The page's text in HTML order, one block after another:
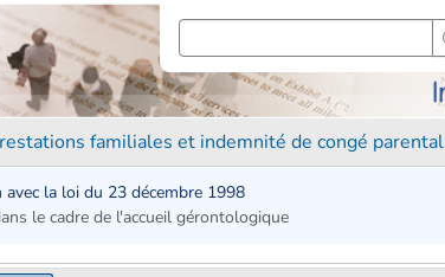
familiales et indemnité de congé parental
la loi du 23 décembre 1998
le cadre de l'accueil gérontologique